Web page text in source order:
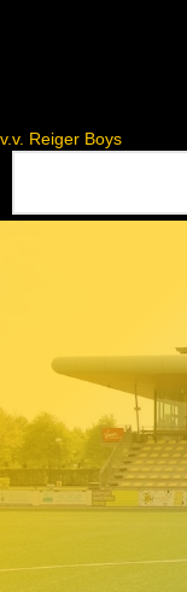
v.v. Reiger Boys